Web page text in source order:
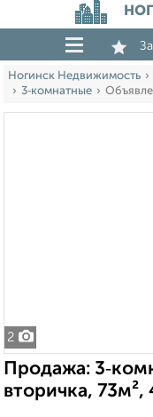
Ногинск Недвижимость
3‑комнатные
2
Продажа:
вторичка, 73м²,